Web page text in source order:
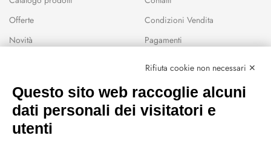
Offerte
Novità
Wishlist
Condizioni Vendita
Pagamenti
CEP GREEN
Rifiuta cookie non necessari ✕
Questo sito web raccoglie alcuni
dati personali dei visitatori e
utenti